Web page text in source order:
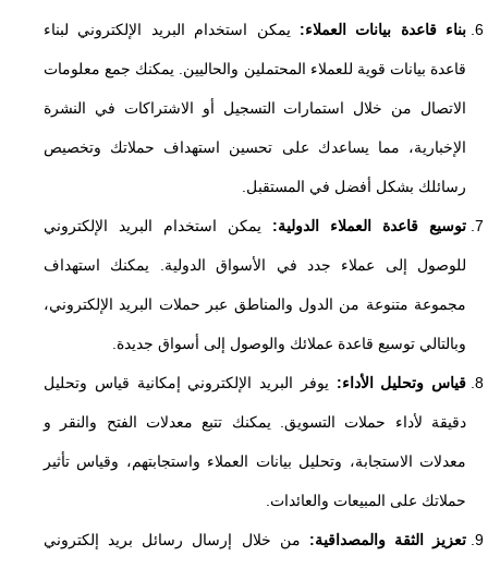
بناء قاعدة بيانات العملاء: يمكن استخدام البريد الإلكتروني لبناء
قاعدة بيانات قوية للعملاء المحتملين والحاليين. يمكنك جمع معلومات
الاتصال من خلال استمارات التسجيل أو الاشتراكات في النشرة
الإخبارية، مما يساعدك على تحسين استهداف حملاتك وتخصيص
رسائلك بشكل أفضل في المستقبل.
توسيع قاعدة العملاء الدولية: يمكن استخدام البريد الإلكتروني
للوصول إلى عملاء جدد في الأسواق الدولية. يمكنك استهداف
مجموعة متنوعة من الدول والمناطق عبر حملات البريد الإلكتروني،
وبالتالي توسيع قاعدة عملائك والوصول إلى أسواق جديدة.
قياس وتحليل الأداء: يوفر البريد الإلكتروني إمكانية قياس وتحليل
دقيقة لأداء حملات التسويق. يمكنك تتبع معدلات الفتح والنقر و
معدلات الاستجابة، وتحليل بيانات العملاء واستجابتهم، وقياس تأثير
حملاتك على المبيعات والعائدات.
تعزيز الثقة والمصداقية: من خلال إرسال رسائل بريد إلكتروني